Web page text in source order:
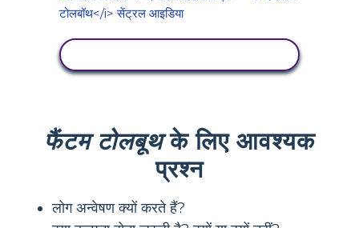
फैंटम टोलबूथके लिए आवश्यक
प्रश्न
लोग अन्वेषण क्यों करते हैं?